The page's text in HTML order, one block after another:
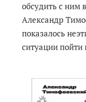
обсудить с ним
Александр
показалось
ситуации пойти